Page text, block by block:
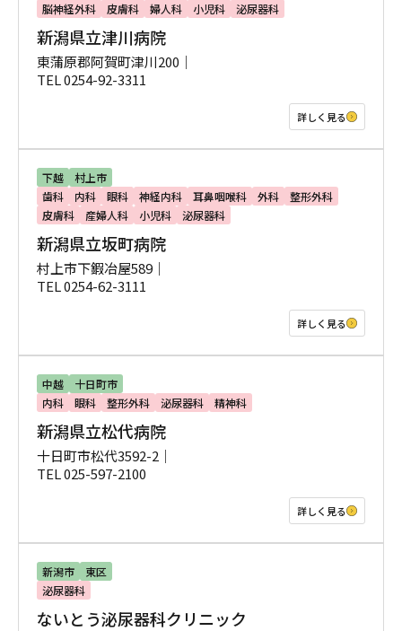
脳神経外科
皮膚科 婦人科 小児科 泌尿器科
新潟県立津川病院
東蒲原郡阿賀町津川200｜
TEL 0254-92-3311
詳しく見る
下越
村上市
歯科
内科 眼科 神経内科 耳鼻咽喉科 外科
整形外科
皮膚科
産婦人科 小児科 泌尿器科
新潟県立坂町病院
村上市下鍜冶屋589｜
TEL 0254-62-3111
詳しく見る
中越
十日町市
内科
眼科 整形外科 泌尿器科 精神科
新潟県立松代病院
十日町市松代3592-2｜
TEL 025-597-2100
詳しく見る
新潟市
東区
泌尿器科
ないとう泌尿器科クリニック